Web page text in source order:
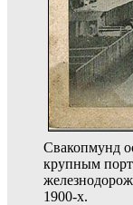
Свакопмунд
крупным
1900-х.